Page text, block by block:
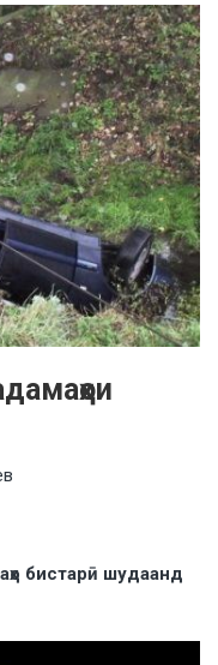
бистарӣ шудаанд